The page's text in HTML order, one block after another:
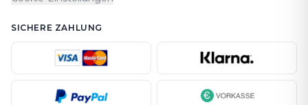
SICHERE ZAHLUNG